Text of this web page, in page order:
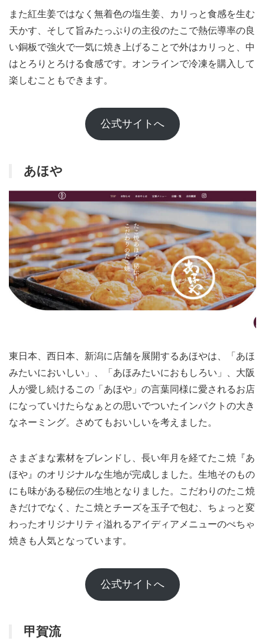
また紅生姜ではなく無着色の塩生姜、カリっと食感を生む
天かす、そして旨みたっぷりの主役のたこで熱伝導率の良
い銅板で強火で一気に焼き上げることで外はカリっと、中
はとろりとろける食感です。オンラインで冷凍を購入して
楽しむこともできます。
公式サイトへ
あほや
東日本、西日本、新潟に店舗を展開するあほやは、「あほ
みたいにおいしい」、「あほみたいにおもしろい」、大阪
人が愛し続けるこの「あほや」の言葉同様に愛されるお店
になっていけたらなぁとの思いでついたインパクトの大き
なネーミング。さめてもおいしいを考えました。
さまざまな素材をブレンドし、長い年月を経てたこ焼『あ
ほや』のオリジナルな生地が完成しました。生地そのもの
にも味がある秘伝の生地となりました。こだわりのたこ焼
きだけでなく、たこ焼とチーズを玉子で包む、ちょっと変
わったオリジナリティ溢れるアイディアメニューのぺちゃ
焼きも人気となっています。
公式サイトへ
甲賀流